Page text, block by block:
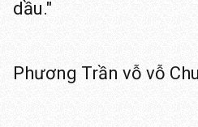
dầu."
Phương Trần vỗ vỗ